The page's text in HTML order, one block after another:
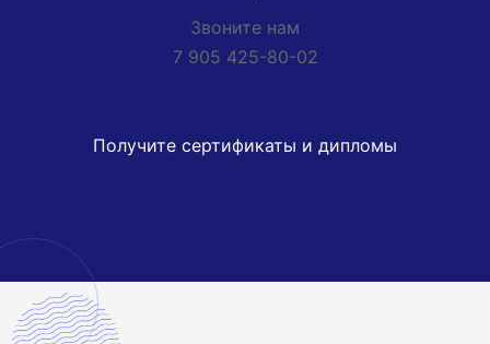
Звоните нам
7 905 425-80-02
Получите сертификаты и дипломы